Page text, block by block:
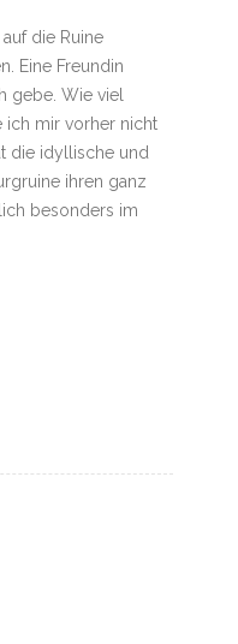
die Ruine
Eine Freundin
gebe. Wie viel
ich mir vorher nicht
die idyllische und
ihren ganz
besonders im